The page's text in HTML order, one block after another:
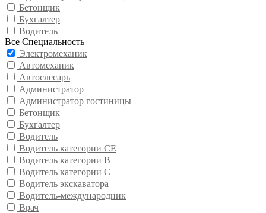
Бетонщик
Бухгалтер
Водитель
Все Специальность
Электромеханик
Автомеханик
Автослесарь
Администратор
Администратор гостиницы
Бетонщик
Бухгалтер
Водитель
Водитель категории CE
Водитель категории В
Водитель категории С
Водитель экскаватора
Водитель-международник
Врач